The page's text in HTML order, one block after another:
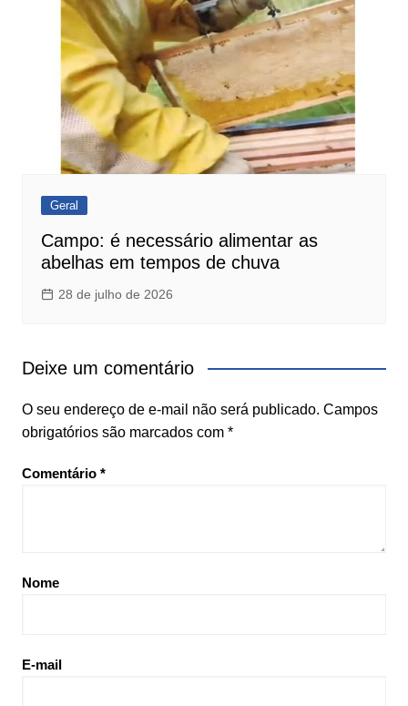
Geral
Campo: é necessário alimentar as
abelhas em tempos de chuva
28 de julho de 2026
Deixe um comentário
O seu endereço de e-mail não será publicado. Campos
obrigatórios são marcados com *
Comentário *
Nome
E-mail